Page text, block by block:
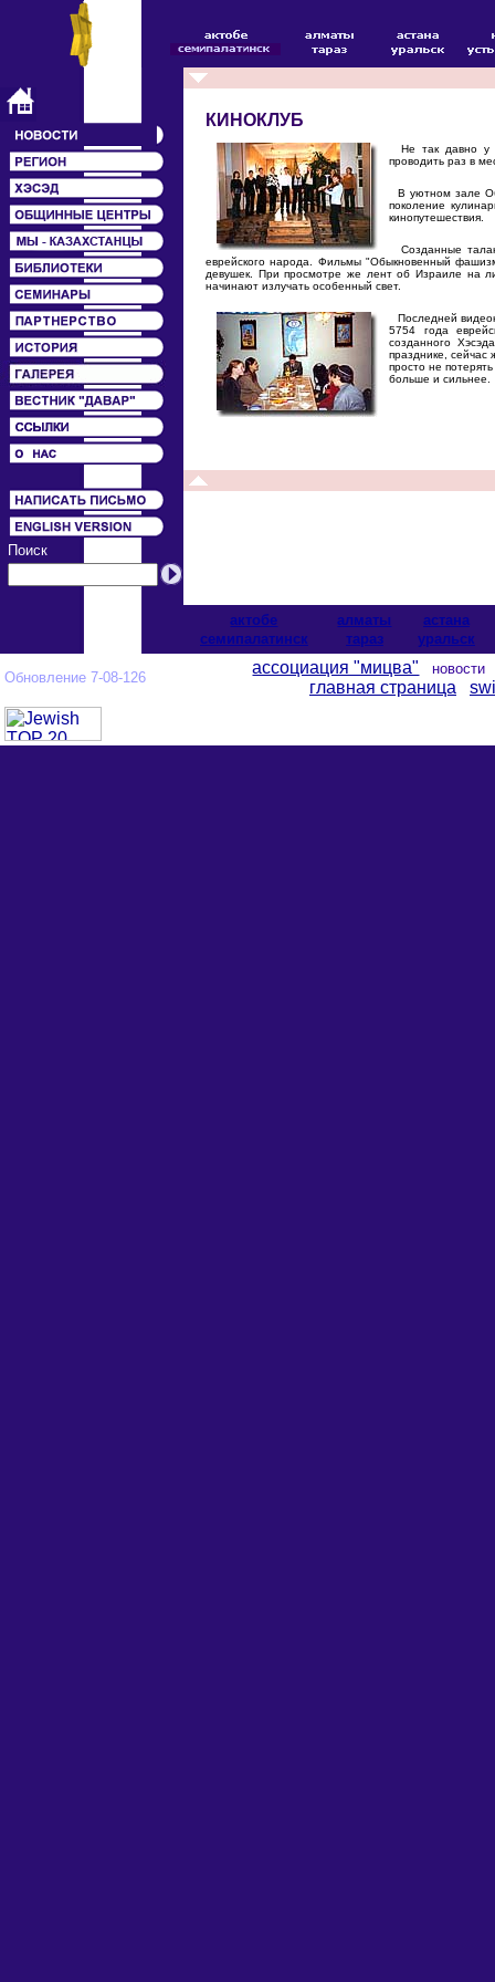
Поиск
КИНОКЛУБ
Не так давно у
проводить раз в
В уютном зале
поколение
кинопутешествия.
Созданные
еврейского народа. Фильмы "Обыкновенный
девушек. При просмотре же лент об Израиле на
начинают излучать особенный свет.
Последней
5754 года
созданного
празднике, сейчас
просто не
больше и сильнее.
актобе алматы
астана
cемипалатинск
тараз уральск
Обновление 7-08-126
ассоциация "мицва"
главная страница